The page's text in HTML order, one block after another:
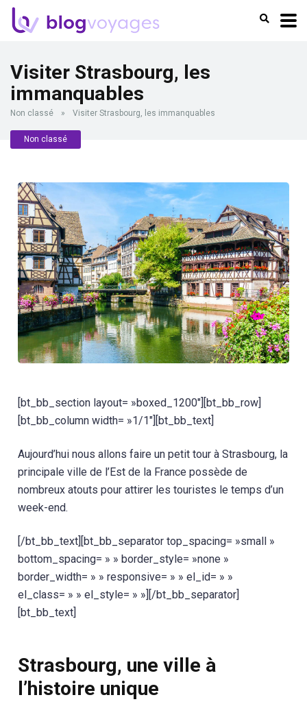
Visiter Strasbourg, les
immanquables
Non classé » Visiter Strasbourg, les immanquables
Non classé
[bt_bb_section layout= »boxed_1200″][bt_bb_row]
[bt_bb_column width= »1/1″][bt_bb_text]
Aujourd’hui nous allons faire un petit tour à Strasbourg, la
principale ville de l’Est de la France possède de
nombreux atouts pour attirer les touristes le temps d’un
week-end.
[/bt_bb_text][bt_bb_separator top_spacing= »small »
bottom_spacing= » » border_style= »none »
border_width= » » responsive= » » el_id= » »
el_class= » » el_style= » »][/bt_bb_separator]
[bt_bb_text]
Strasbourg, une ville à
l’histoire unique